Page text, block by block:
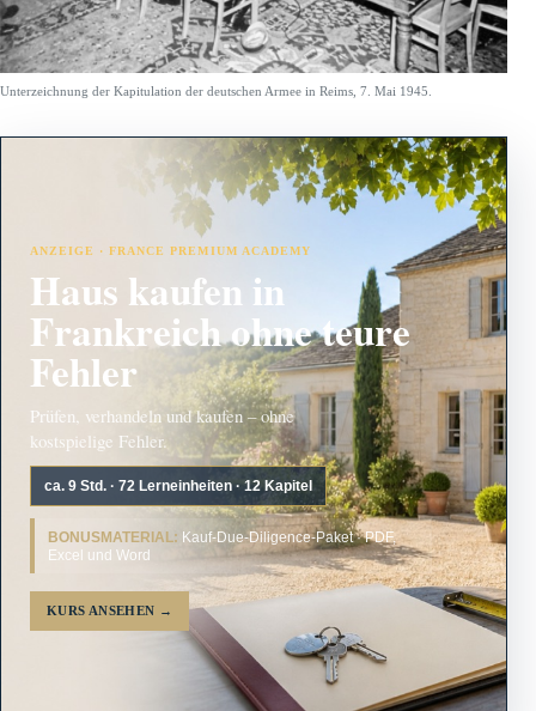
Unterzeichnung der Kapitulation der deutschen Armee in Reims, 7. Mai 1945.
ANZEIGE · FRANCE PREMIUM ACADEMY
Haus kaufen in
Frankreich ohne teure
Fehler
Prüfen, verhandeln und kaufen – ohne
kostspielige Fehler.
ca. 9 Std. · 72 Lerneinheiten · 12 Kapitel
BONUSMATERIAL: Kauf-Due-Diligence-Paket · PDF,
Excel und Word
KURS ANSEHEN →